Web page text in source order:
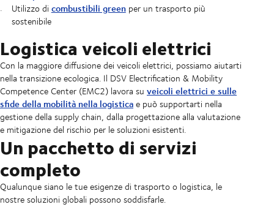
Utilizzo di combustibili greenper un trasporto più
sostenibile
Logistica veicoli elettrici
Con la maggiore diffusione dei veicoli elettrici, possiamo aiutarti
nella transizione ecologica. Il DSV Electrification & Mobility
Competence Center (EMC2) lavora su veicoli elettrici e sulle
sfide della mobilità nella logisticae può supportarti nella
gestione della supply chain, dalla progettazione alla valutazione
e mitigazione del rischio per le soluzioni esistenti.
Un pacchetto di servizi
completo
Qualunque siano le tue esigenze di trasporto o logistica, le
nostre soluzioni globali possono soddisfarle.